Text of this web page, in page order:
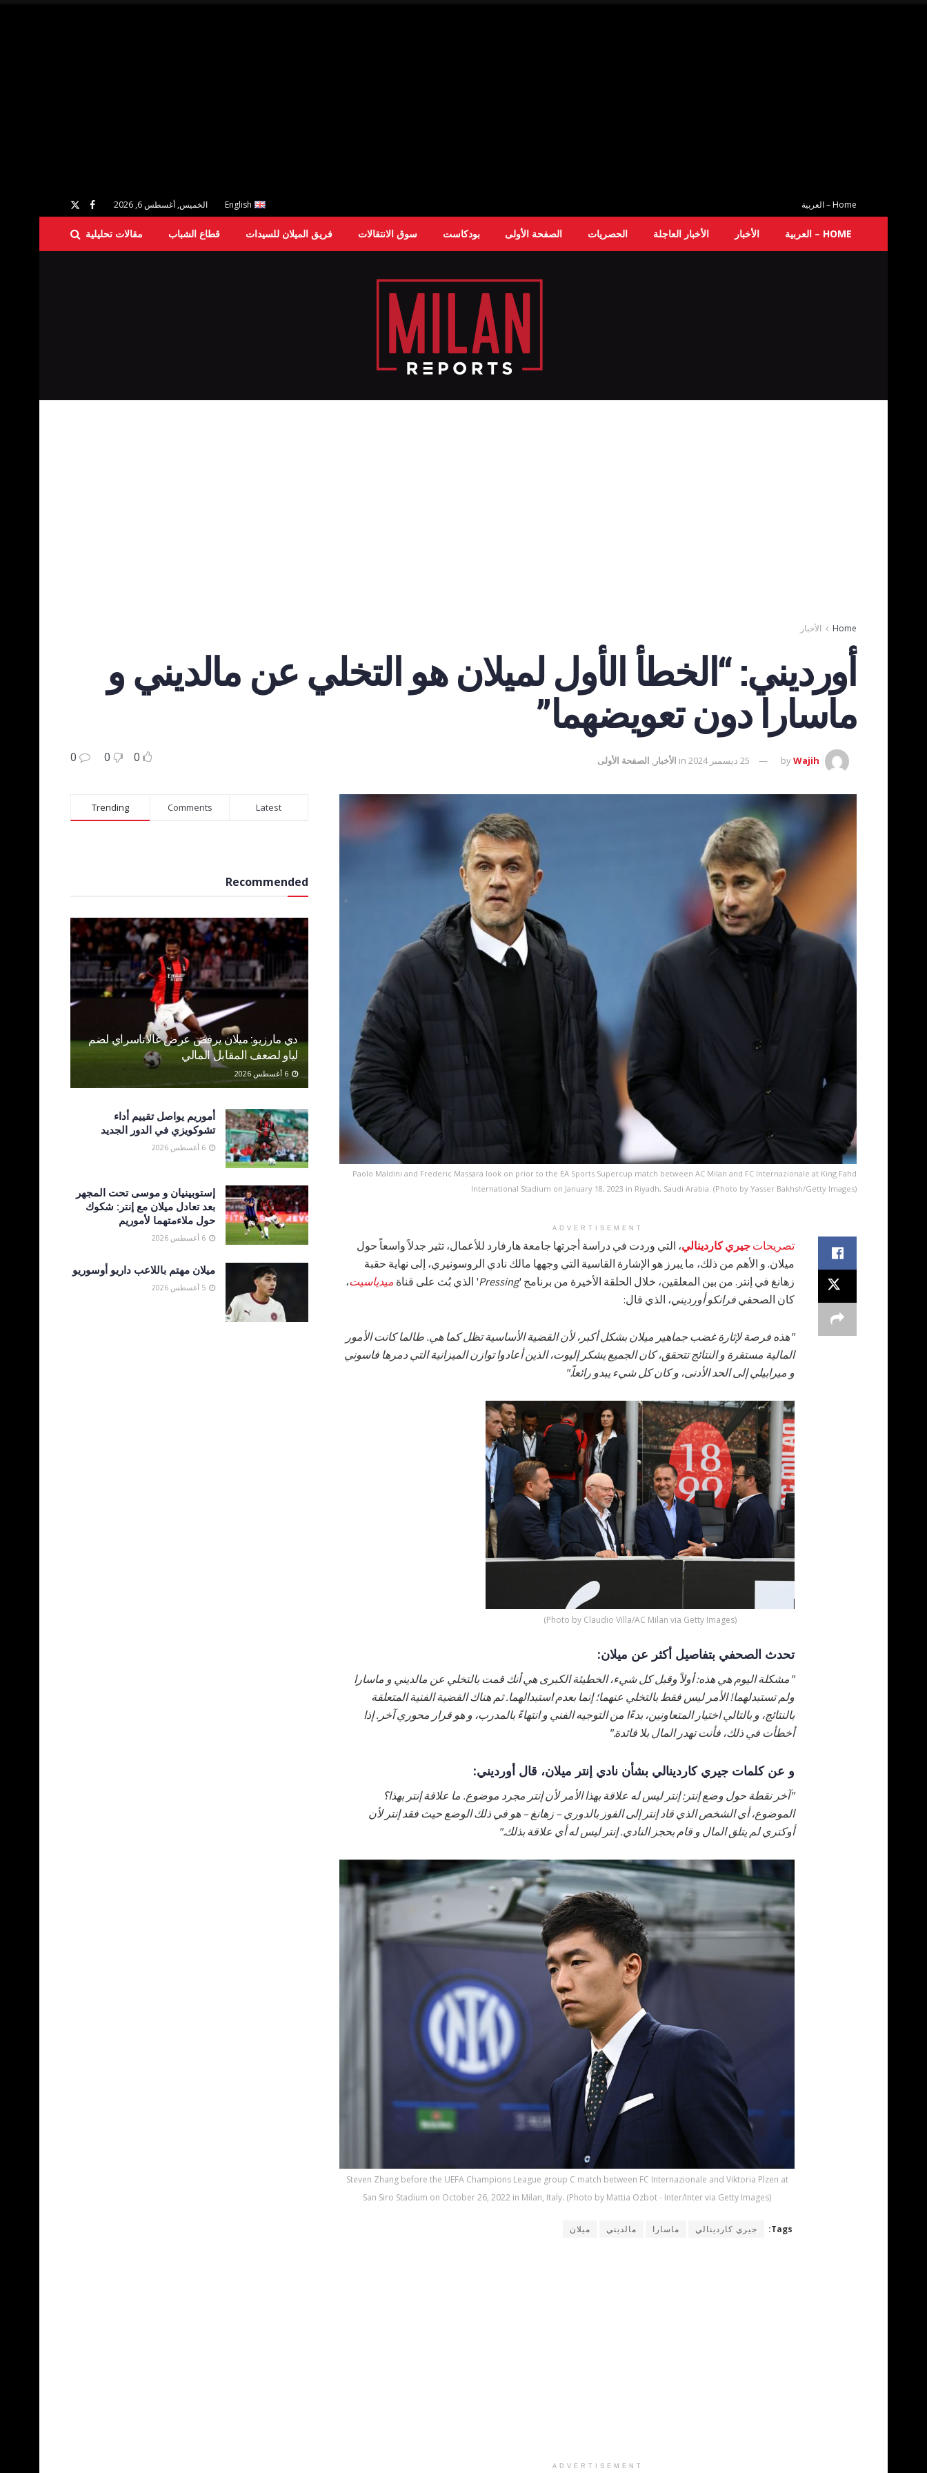
Home – العربية English الخميس, أغسطس 6, 2026
HOME – العربية الأخبار الأخبار العاجلة الحصريات الصفحة الأولى بودكاست سوق الانتقالات فريق الميلان للسيدات قطاع الشباب مقالات تحليلية
Home الأخبار
أورديني: “الخطأ الأول لميلان هو التخلي عن مالديني و
ماسارا دون تعويضهما”
byWajih 25 ديسمبر 2024 in الأخبار , الصفحة الأولى 0
0
Paolo Maldini and Frederic Massara look on prior to the EA Sports Supercup match between AC Milan and FC Internazionale at King Fahd
International Stadium on January 18, 2023 in Riyadh, Saudi Arabia. (Photo by Yasser Bakhsh/Getty Images)
ADVERTISEMENT
تصريحات جيري كاردينالي، التي وردت في دراسة أجرتها جامعة هارفارد للأعمال، تثير جدلاً واسعاً حول
ميلان. و الأهم من ذلك، ما يبرز هو الإشارة القاسية التي وجهها مالك نادي الروسونيري، إلى نهاية حقبة
زهانغ في إنتر. من بين المعلقين، خلال الحلقة الأخيرة من برنامج 'Pressing' الذي بُث على قناة ميدياسيت،
كان الصحفي فرانكو أورديني، الذي قال:
"هذه فرصة لإثارة غضب جماهير ميلان بشكل أكبر، لأن القضية الأساسية تظل كما هي. طالما كانت الأمور
المالية مستقرة و النتائج تتحقق، كان الجميع يشكر إليوت، الذين أعادوا توازن الميزانية التي دمرها فاسوني
و ميرابيلي إلى الحد الأدنى، و كان كل شيء يبدو رائعاً."
(Photo by Claudio Villa/AC Milan via Getty Images)
تحدث الصحفي بتفاصيل أكثر عن ميلان:
"مشكلة اليوم هي هذه: أولاً وقبل كل شيء، الخطيئة الكبرى هي أنك قمت بالتخلي عن مالديني و ماسارا
ولم تستبدلهما! الأمر ليس فقط بالتخلي عنهما؛ إنما بعدم استبدالهما. ثم هناك القضية الفنية المتعلقة
بالنتائج، و بالتالي اختيار المتعاونين، بدءًا من التوجيه الفني و انتهاءً بالمدرب، و هو قرار محوري آخر. إذا
أخطأت في ذلك، فأنت تهدر المال بلا فائدة."
و عن كلمات جيري كاردينالي بشأن نادي إنتر ميلان، قال أورديني:
"آخر نقطة حول وضع إنتر: إنتر ليس له علاقة بهذا الأمر لأن إنتر مجرد موضوع. ما علاقة إنتر بهذا؟
الموضوع، أي الشخص الذي قاد إنتر إلى الفوز بالدوري – زهانغ – هو في ذلك الوضع حيث فقد إنتر لأن
أوكتري لم يتلق المال و قام بحجز النادي. إنتر ليس له أي علاقة بذلك."
Steven Zhang before the UEFA Champions League group C match between FC Internazionale and Viktoria Plzen at
San Siro Stadium on October 26, 2022 in Milan, Italy. (Photo by Mattia Ozbot - Inter/Inter via Getty Images)
Tags: جيري كاردينالي ماسارا مالديني ميلان
ADVERTISEMENT
Trending Comments Latest
Recommended
دي مارزيو: ميلان يرفض عرض غالاتاسراي لضم
لياو لضعف المقابل المالي
أموريم يواصل تقييم أداء
تشوكويزي في الدور الجديد
إستوبينيان و موسى تحت المجهر
بعد تعادل ميلان مع إنتر: شكوك
حول ملاءمتهما لأموريم
ميلان مهتم باللاعب داريو أوسوريو